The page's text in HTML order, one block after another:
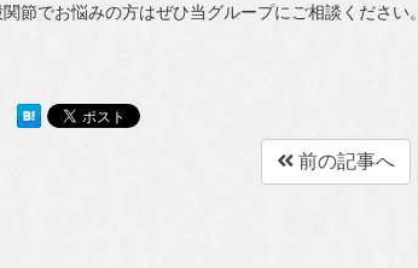
関節でお悩みの方はぜひ当グループにご相談ください。
前の記事へ